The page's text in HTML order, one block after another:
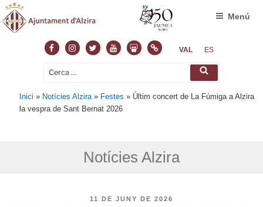
FacebookInstagram
TwitterYoutubeSlideshare
NormasVAL ES
Cerca: Cerca
Menú
Inici » Notícies Alzira » Festes » Últim concert de La Fúmiga a Alzira
la vespra de Sant Bernat 2026
Notícies Alzira
PUBLICAT
11 DE JUNY DE 2026